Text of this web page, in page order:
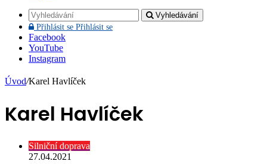
Vyhledávání
Přihlásit se Přihlásit se
Facebook
YouTube
Instagram
Úvod/Karel Havlíček
Karel Havlíček
Silniční doprava
27.04.2021